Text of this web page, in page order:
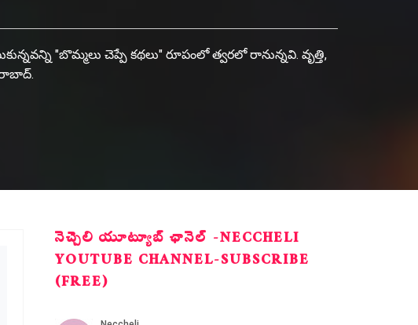
"బొమ్మలు చెప్పే కథలు" రూపంలో త్వరలో రానున్నవి. వృత్తి,
నెచ్చెలి యూట్యూబ్ ఛానెల్ -NECCHELI
YOUTUBE CHANNEL-SUBSCRIBE
(FREE)